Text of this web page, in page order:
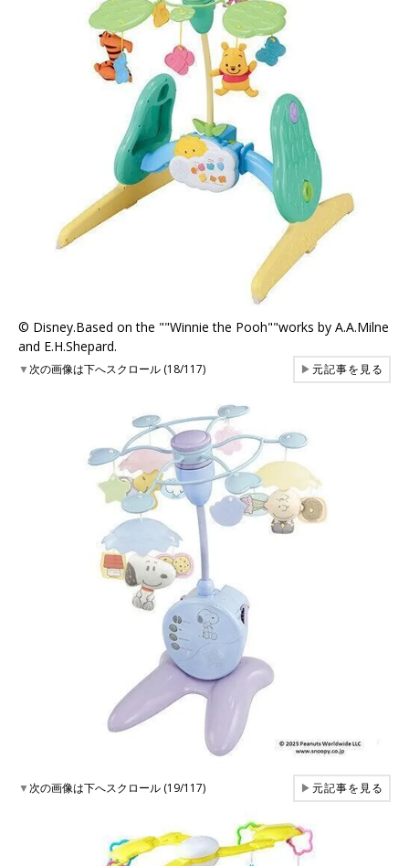
© Disney.Based on the ""Winnie the Pooh""works by A.A.Milne
and E.H.Shepard.
▼次の画像は下へスクロール (18/117) ▶元記事を見る
▼次の画像は下へスクロール (19/117) ▶元記事を見る